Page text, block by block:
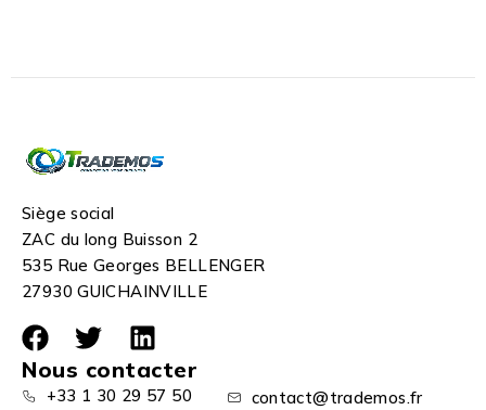
Siège social
ZAC du long Buisson 2
535 Rue Georges BELLENGER
27930 GUICHAINVILLE
Nous contacter
+33 1 30 29 57 50
contact@trademos.fr